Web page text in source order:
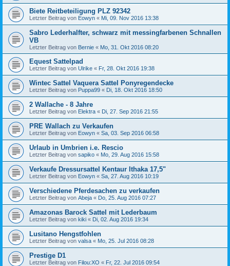
Biete Reitbeteiligung PLZ 92342
Letzter Beitrag von Eowyn « Mi, 09. Nov 2016 13:38
Sabro Lederhalfter, schwarz mit messingfarbenen Schnallen
VB
Letzter Beitrag von Bernie « Mo, 31. Okt 2016 08:20
Equest Sattelpad
Letzter Beitrag von Ulrike « Fr, 28. Okt 2016 19:38
Wintec Sattel Vaquera Sattel Ponyregendecke
Letzter Beitrag von Puppa99 « Di, 18. Okt 2016 18:50
2 Wallache - 8 Jahre
Letzter Beitrag von Elektra « Di, 27. Sep 2016 21:55
PRE Wallach zu Verkaufen
Letzter Beitrag von Eowyn « Sa, 03. Sep 2016 06:58
Urlaub in Umbrien i.e. Rescio
Letzter Beitrag von sapiko « Mo, 29. Aug 2016 15:58
Verkaufe Dressursattel Kentaur Ithaka 17,5"
Letzter Beitrag von Eowyn « Sa, 27. Aug 2016 10:19
Verschiedene Pferdesachen zu verkaufen
Letzter Beitrag von Abeja « Do, 25. Aug 2016 07:27
Amazonas Barock Sattel mit Lederbaum
Letzter Beitrag von kiki « Di, 02. Aug 2016 19:34
Lusitano Hengstfohlen
Letzter Beitrag von valsa « Mo, 25. Jul 2016 08:28
Prestige D1
Letzter Beitrag von Filou:XO « Fr, 22. Jul 2016 09:54